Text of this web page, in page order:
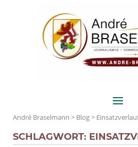
Menu
André Braselmann > Blog>
SCHLAGWORT: